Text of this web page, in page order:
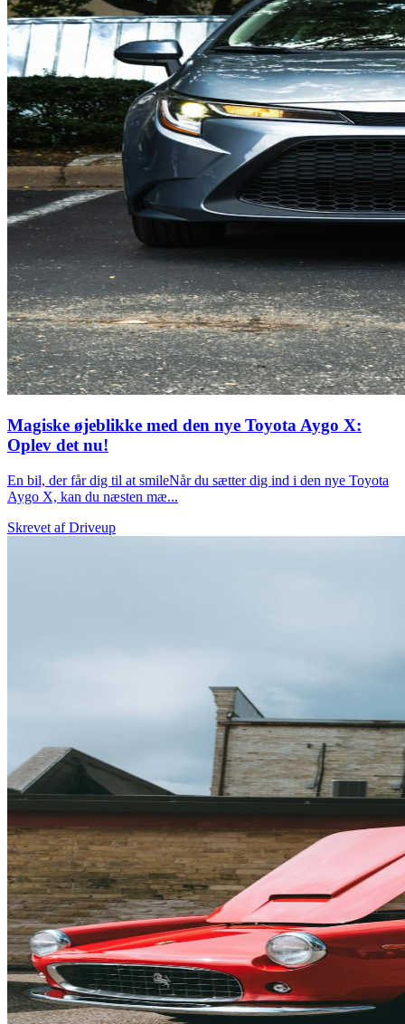
Magiske øjeblikke med den nye Toyota Aygo X:
Oplev det nu!
En bil, der får dig til at smileNår du sætter dig ind i den nye Toyota
Aygo X, kan du næsten mæ...
Skrevet afDriveup